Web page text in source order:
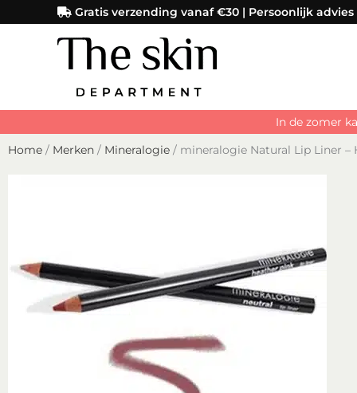
naar
Gratis verzending vanaf €30 | Persoonlijk advies
In de zomer
Home / Merken / Mineralogie / mineralogie Natural Lip Liner –